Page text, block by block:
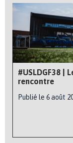
#USLDGF38 |
rencontre
Publié le 6 août